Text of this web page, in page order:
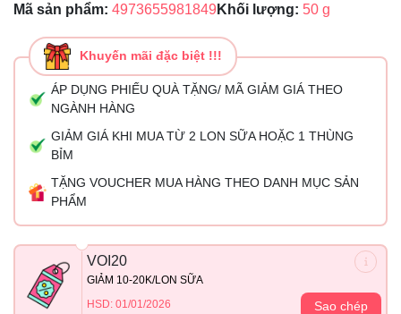
Mã sản phẩm: 4973655981849 Khối lượng: 50 g
Khuyến mãi đặc biệt !!!
ÁP DỤNG PHIẾU QUÀ TẶNG/ MÃ GIẢM GIÁ THEO
NGÀNH HÀNG
GIẢM GIÁ KHI MUA TỪ 2 LON SỮA HOẶC 1 THÙNG
BỈM
TẶNG VOUCHER MUA HÀNG THEO DANH MỤC SẢN
PHẨM
VOI20
GIẢM 10-20K/LON SỮA
HSD: 01/01/2026
Sao chép